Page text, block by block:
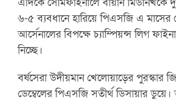
৬-৫ ব্যবধানে হারিয়ে পিএসজি এ মাসের
আর্সেনালের বিপক্ষে চ্যাম্পিয়ন্স লিগ
নিচ্ছে।
বর্ষসেরা উদীয়মান খেলোয়াড়ের পুরস্কার
ডেম্বেলের পিএসজি সতীর্থ ডিসায়ার